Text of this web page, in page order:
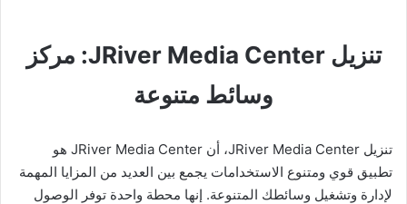
تنزيل JRiver Media Center: مركز
وسائط متنوعة
تنزيل JRiver Media Center، أن JRiver Media Center هو
تطبيق قوي ومتنوع الاستخدامات يجمع بين العديد من المزايا المهمة
لإدارة وتشغيل وسائطك المتنوعة. إنها محطة واحدة توفر الوصول